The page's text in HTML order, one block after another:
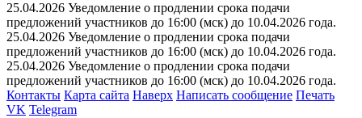
25.04.2026 Уведомление о продлении срока подачи
предложений участников до 16:00 (мск) до 10.04.2026 года.
25.04.2026 Уведомление о продлении срока подачи
предложений участников до 16:00 (мск) до 10.04.2026 года.
25.04.2026 Уведомление о продлении срока подачи
предложений участников до 16:00 (мск) до 10.04.2026 года.
Контакты Карта сайта Наверх Написать сообщение Печать
VK Telegram